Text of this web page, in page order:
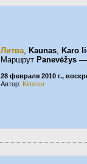
Литва, Kaunas, Karo
Маршрут Panevėžys
28 февраля 2010 г.,
Автор: Kimster